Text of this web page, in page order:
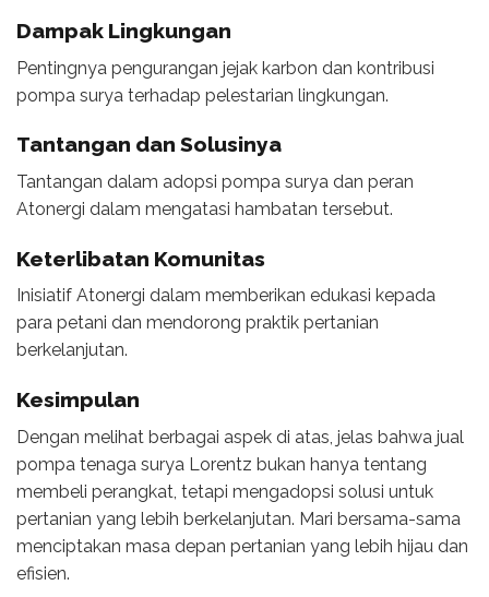
Dampak Lingkungan
Pentingnya pengurangan jejak karbon dan kontribusi
pompa surya terhadap pelestarian lingkungan.
Tantangan dan Solusinya
Tantangan dalam adopsi pompa surya dan peran
Atonergi dalam mengatasi hambatan tersebut.
Keterlibatan Komunitas
Inisiatif Atonergi dalam memberikan edukasi kepada
para petani dan mendorong praktik pertanian
berkelanjutan.
Kesimpulan
Dengan melihat berbagai aspek di atas, jelas bahwa jual
pompa tenaga surya Lorentz bukan hanya tentang
membeli perangkat, tetapi mengadopsi solusi untuk
pertanian yang lebih berkelanjutan. Mari bersama-sama
menciptakan masa depan pertanian yang lebih hijau dan
efisien.